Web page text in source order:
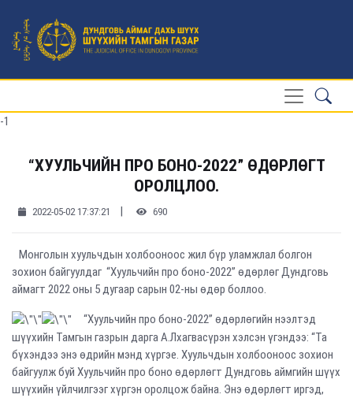
-1
“ХУУЛЬЧИЙН ПРО БОНО-2022” ӨДӨРЛӨГТ
ОРОЛЦЛОО.
2022-05-02 17:37:21 | 690
Монголын хуульчдын холбооноос жил бүр уламжлал болгон
зохион байгуулдаг “Хуульчийн про боно-2022” өдөрлөг Дундговь
аймагт 2022 оны 5 дугаар сарын 02-ны өдөр боллоо.
“Хуульчийн про боно-2022” өдөрлөгийн нээлтэд
шүүхийн Тамгын газрын дарга А.Лхагвасүрэн хэлсэн үгэндээ: “Та
бүхэндээ энэ өдрийн мэнд хүргэе. Хуульчдын холбооноос зохион
байгуулж буй Хуульчийн про боно өдөрлөгт Дундговь аймгийн шүүх
шүүхийн үйлчилгээг хүргэн оролцож байна. Энэ өдөрлөгт иргэд,